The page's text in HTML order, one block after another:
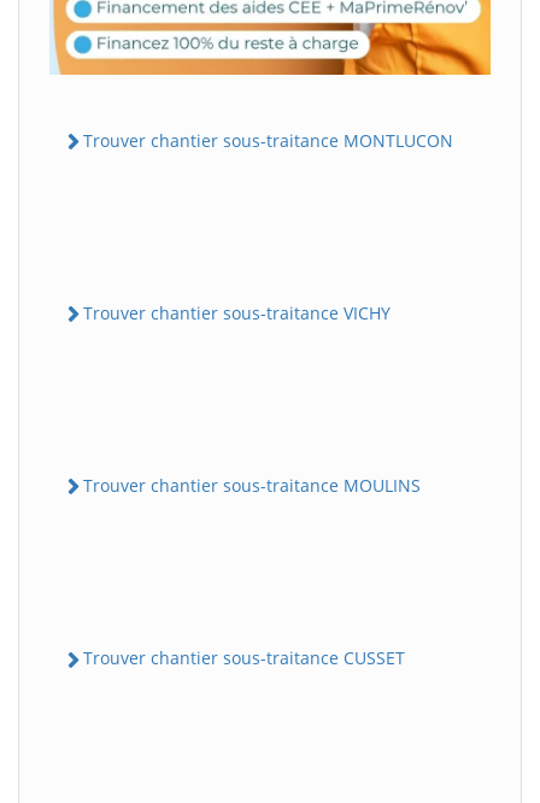
Trouver chantier sous-traitance MONTLUCON
Trouver chantier sous-traitance VICHY
Trouver chantier sous-traitance MOULINS
Trouver chantier sous-traitance CUSSET